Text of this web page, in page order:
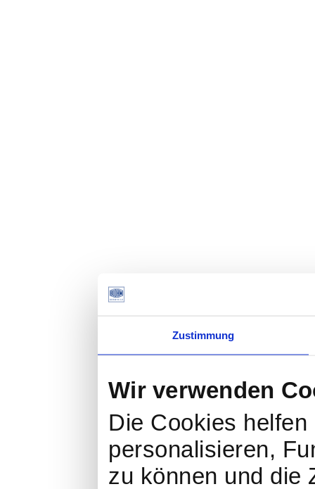
Zustimmung
Wir verwenden
Die Cookies
personalisieren,
zu können und die